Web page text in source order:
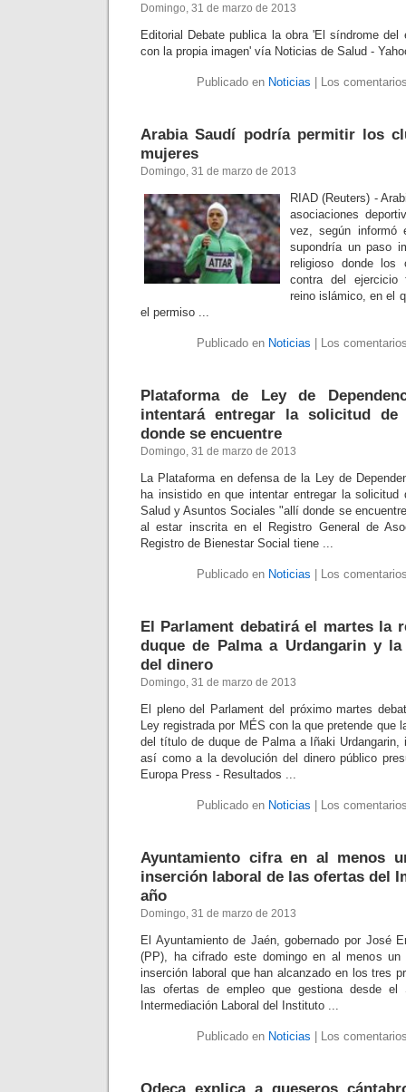
Domingo, 31 de marzo de 2013
Editorial Debate publica la obra 'El síndrome del
con la propia imagen' vía Noticias de Salud -
Publicado en Noticias Los
Arabia Saudí podría permitir los
mujeres
Domingo, 31 de marzo de 2013
RIAD (Reuters) -
asociaciones
vez, según informó
supondría un paso
religioso donde los
contra del ejercicio
reino islámico, en el
el permiso ...
Publicado en Noticias Los
Plataforma de Ley de
intentará entregar la solicitud de
donde se encuentre
Domingo, 31 de marzo de 2013
La Plataforma en defensa de la Ley de
ha insistido en que intentar entregar la solicitud
Salud y Asuntos Sociales "allí donde se
al estar inscrita en el Registro General de
Registro de Bienestar Social tiene ...
Publicado en Noticias Los
El Parlament debatirá el martes la
duque de Palma a Urdangarin y
del dinero
Domingo, 31 de marzo de 2013
El pleno del Parlament del próximo martes
Ley registrada por MÉS con la que pretende que
del título de duque de Palma a Iñaki
así como a la devolución del dinero público
Europa Press - Resultados ...
Publicado en Noticias Los
Ayuntamiento cifra en al menos
inserción laboral de las ofertas del
año
Domingo, 31 de marzo de 2013
El Ayuntamiento de Jaén, gobernado por José
(PP), ha cifrado este domingo en al menos
inserción laboral que han alcanzado en los tres
las ofertas de empleo que gestiona desde el
Intermediación Laboral del Instituto ...
Publicado en Noticias Los
Odeca explica a queseros